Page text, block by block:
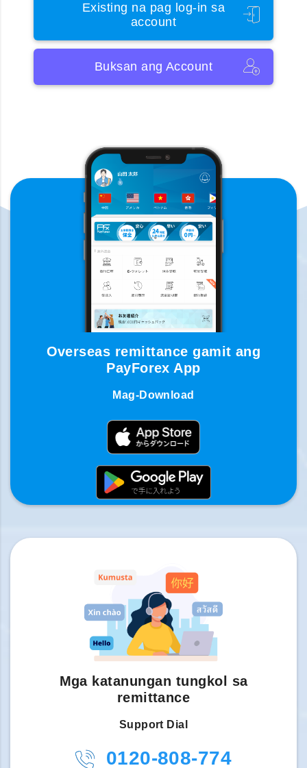
Existing na pag log-in sa
account
Buksan ang Account
Overseas remittance gamit ang
PayForex App
Mag-Download
Mga katanungan tungkol sa
remittance
Support Dial
0120-808-774